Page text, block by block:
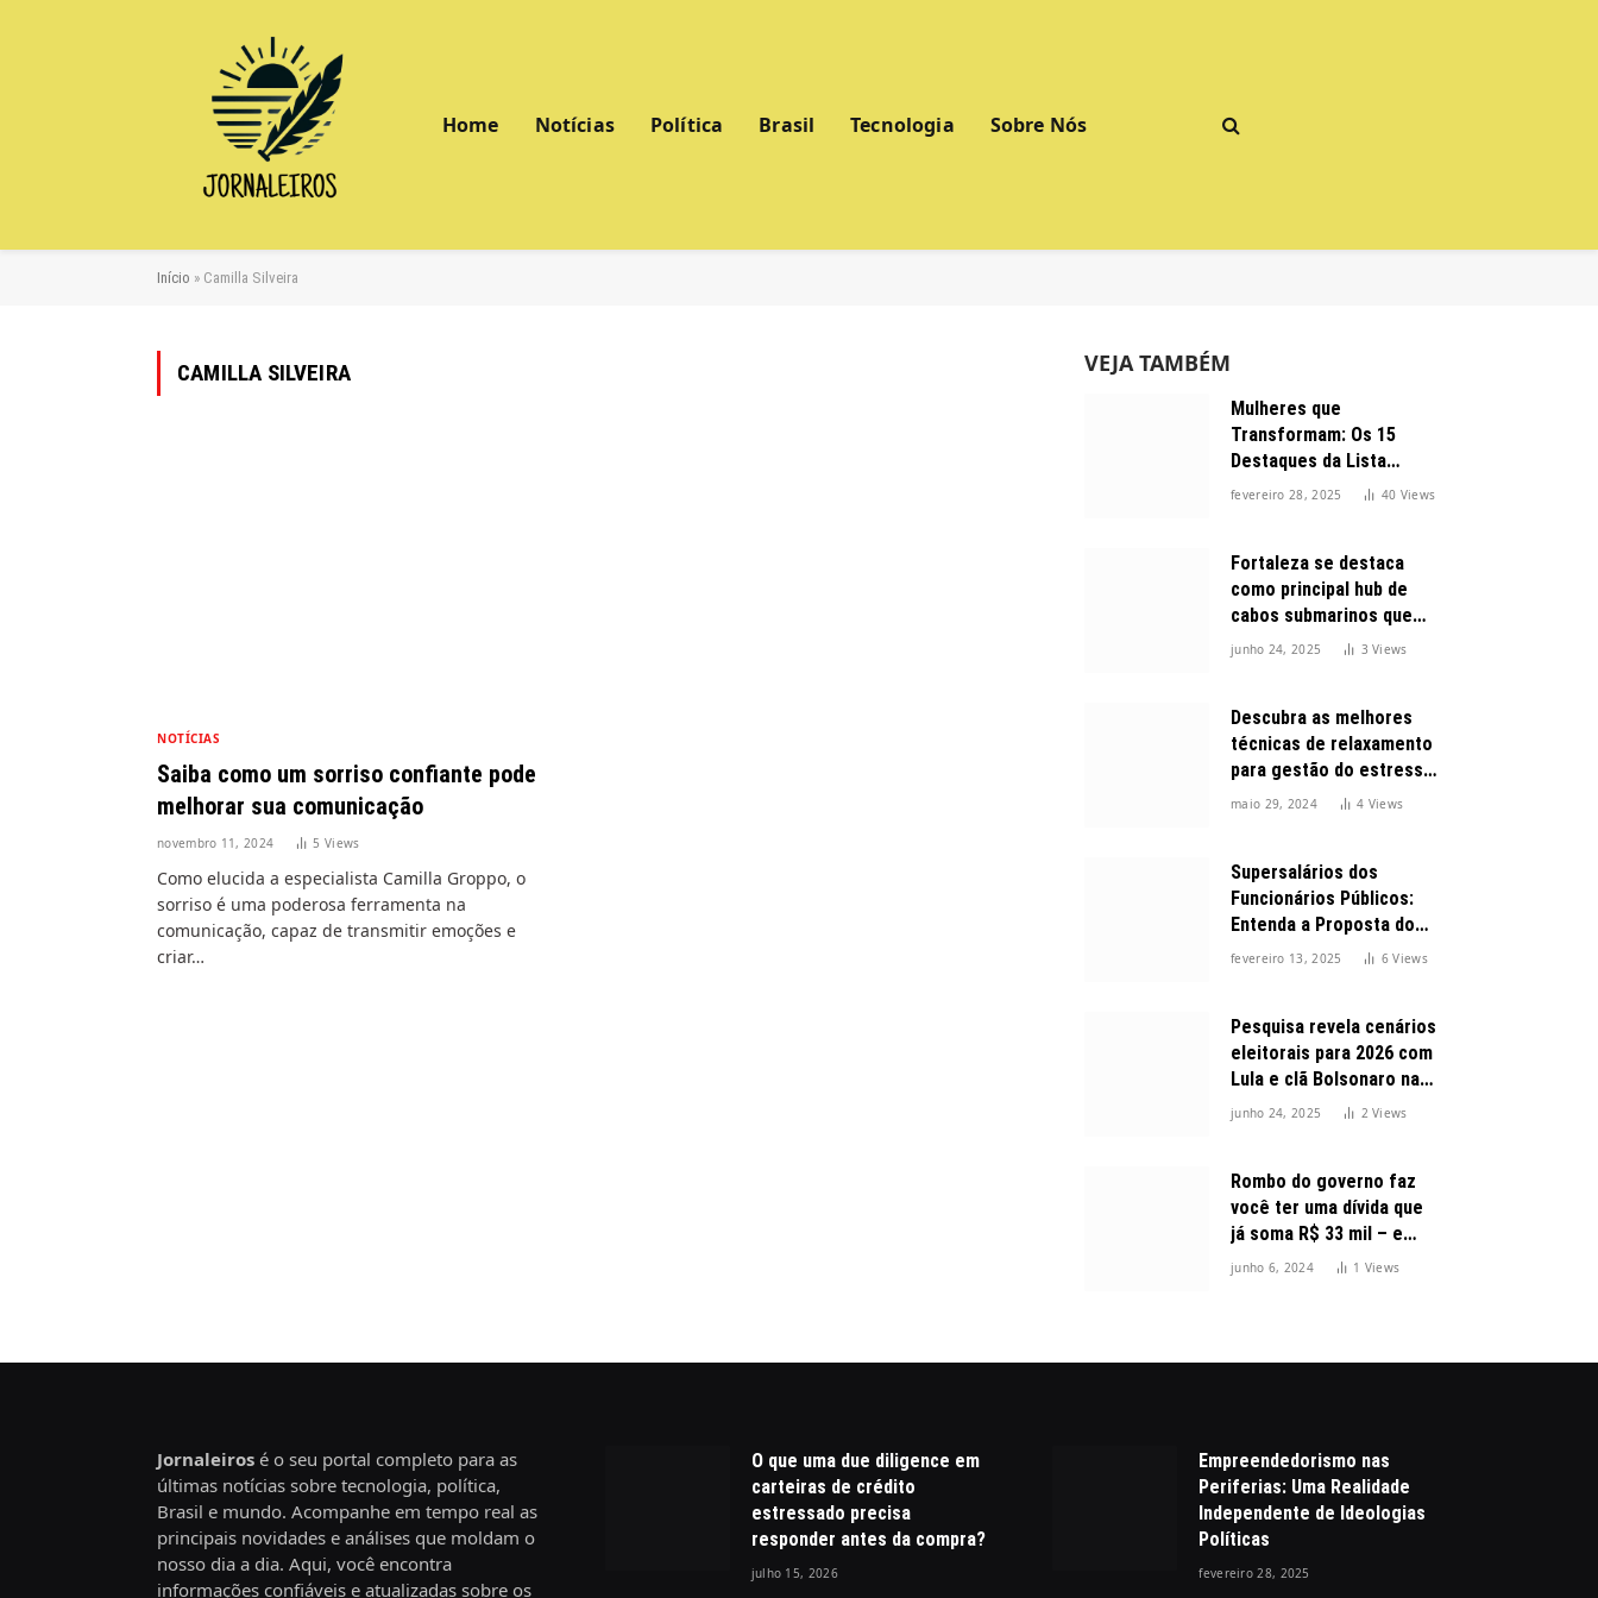
Home Notícias Política Brasil Tecnologia Sobre Nós
Início » Camilla Silveira
CAMILLA SILVEIRA
NOTÍCIAS
Saiba como um sorriso confiante pode
melhorar sua comunicação
novembro 11, 2024 5Views
Como elucida a especialista Camilla Groppo, o
sorriso é uma poderosa ferramenta na
comunicação, capaz de transmitir emoções e
criar…
VEJA TAMBÉM
Mulheres que
Transformam: Os 15
Destaques da Lista
Forbes 2025 no Brasil
fevereiro 28, 2025 40 Views
Fortaleza se destaca
como principal hub de
cabos submarinos que
conectam o Brasil ao
junho 24, 2025 3Views
Descubra as melhores
técnicas de relaxamento
para gestão do estresse
durante o dia
maio 29, 2024 4 Views
Supersalários dos
Funcionários Públicos:
Entenda a Proposta do
Governo para Limitar
fevereiro 13, 2025 6Views
Pesquisa revela cenários
eleitorais para 2026 com
Lula e clã Bolsonaro na
disputa presidencial
junho 24, 2025 2Views
Rombo do governo faz
você ter uma dívida que
já soma R$ 33 mil – e
cresceu 300%
junho 6, 2024 1 Views
Jornaleiros é o seu portal completo para as
últimas notícias sobre tecnologia, política,
Brasil e mundo. Acompanhe em tempo real as
principais novidades e análises que moldam o
nosso dia a dia. Aqui, você encontra
informações confiáveis e atualizadas sobre os
O que uma due diligence em
carteiras de crédito
estressado precisa
responder antes da compra?
julho 15, 2026
Empreendedorismo nas
Periferias: Uma Realidade
Independente de Ideologias
Políticas
fevereiro 28, 2025